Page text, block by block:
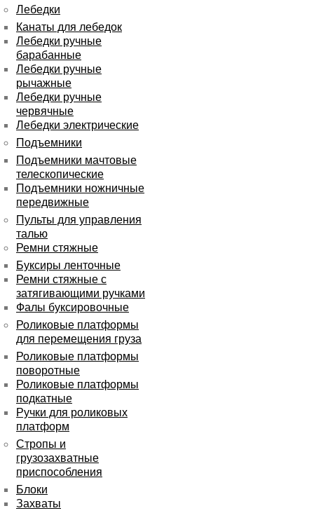
Лебедки
Канаты для лебедок
Лебедки ручные
барабанные
Лебедки ручные
рычажные
Лебедки ручные
червячные
Лебедки электрические
Подъемники
Подъемники мачтовые
телескопические
Подъемники ножничные
передвижные
Пульты для управления
талью
Ремни стяжные
Буксиры ленточные
Ремни стяжные с
затягивающими ручками
Фалы буксировочные
Роликовые платформы
для перемещения груза
Роликовые платформы
поворотные
Роликовые платформы
подкатные
Ручки для роликовых
платформ
Стропы и
грузозахватные
приспособления
Блоки
Захваты